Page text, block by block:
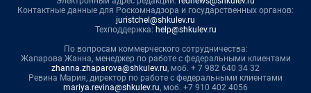
Контактные данные для Роскомнадзора и государственных органов:
juristchel@shkulev.ru
Техподдержка: help@shkulev.ru
По вопросам коммерческого сотрудничества:
Жапарова Жанна, менеджер по работе с федеральными клиентами
zhanna.zhaparova@shkulev.ru, моб. + 7 982 640 34 32
Ревина Мария, директор по работе с федеральными клиентами
mariya.revina@shkulev.ru, моб. +7 910 402 4056